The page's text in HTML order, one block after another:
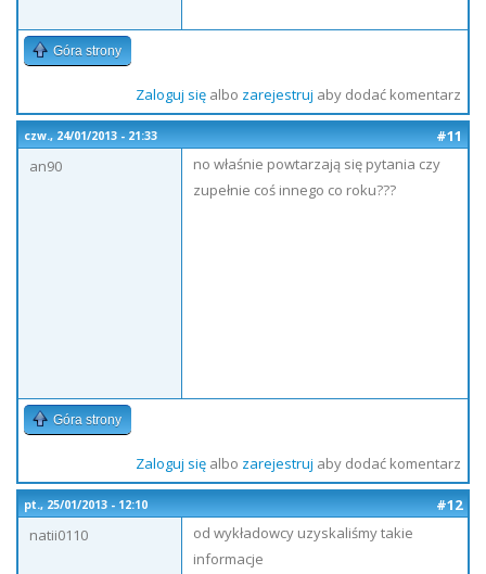
Góra strony
Zaloguj sięalbo zarejestruj aby dodać komentarz
czw., 24/01/2013 - 21:33
#11
an90
no właśnie powtarzają się pytania czy
zupełnie coś innego co roku???
Góra strony
Zaloguj sięalbo zarejestruj aby dodać komentarz
pt., 25/01/2013 - 12:10
#12
natii0110
od wykładowcy uzyskaliśmy takie
informacje